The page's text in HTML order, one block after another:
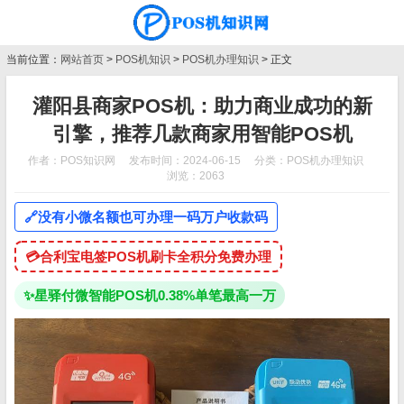
当前位置： 网站首页 > POS机知识 > POS机办理知识 > 正文
灌阳县商家POS机：助力商业成功的新
引擎，推荐几款商家用智能POS机
作者：POS知识网 发布时间：2024-06-15 分类： POS机办理知识
浏览：2063
🔗没有小微名额也可办理一码万户收款码
💳合利宝电签POS机刷卡全积分免费办理
✨星驿付微智能POS机0.38%单笔最高一万